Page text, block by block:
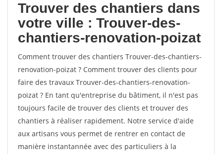
Trouver des chantiers dans
votre ville : Trouver-des-
chantiers-renovation-poizat
Comment trouver des chantiers Trouver-des-chantiers-
renovation-poizat ? Comment trouver des clients pour
faire des travaux Trouver-des-chantiers-renovation-
poizat ? En tant qu'entreprise du bâtiment, il n'est pas
toujours facile de trouver des clients et trouver des
chantiers à réaliser rapidement. Notre service d'aide
aux artisans vous permet de rentrer en contact de
manière instantannée avec des particuliers à la